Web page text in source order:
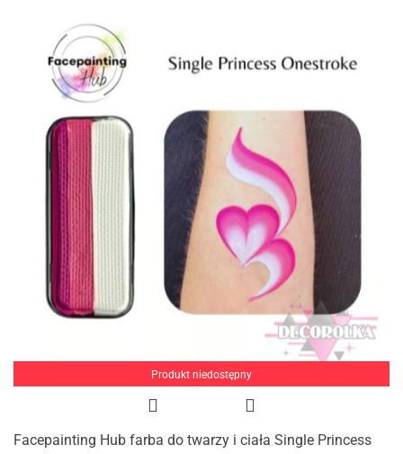
Produkt niedostępny
Facepainting Hub farba do twarzy i ciała Single Princess